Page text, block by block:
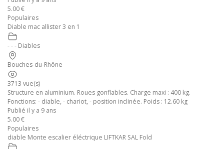
5.00 €
Populaires
Diable mac allister 3 en 1
- - - Diables
Bouches-du-Rhône
3713 vue(s)
Structure en aluminium. Roues gonflables. Charge maxi : 400 kg.
Fonctions: - diable, - chariot, - position inclinée. Poids : 12.60 kg
Publié il y a 9 ans
5.00 €
Populaires
diable Monte escalier éléctrique LIFTKAR SAL Fold